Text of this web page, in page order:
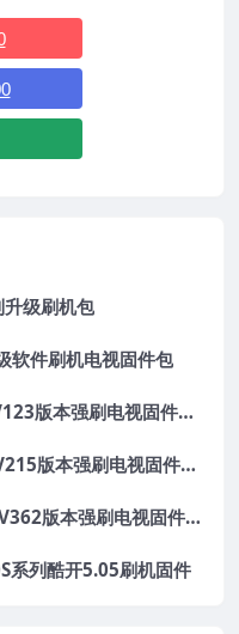
级刷机包
软件刷机电视固件包
TCL电视V8-S38AT01-LF1V123版本强刷电视固件包下载
TCL电视V8-RT95001-LF1V215版本强刷电视固件包下载
TCL电视V8-0MT5508-LF1V362版本强刷电视固件包下载
系列酷开5.05刷机固件